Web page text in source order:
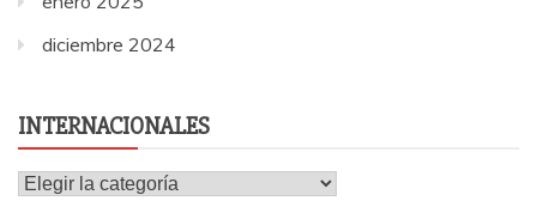
diciembre 2024
INTERNACIONALES
Internacionales